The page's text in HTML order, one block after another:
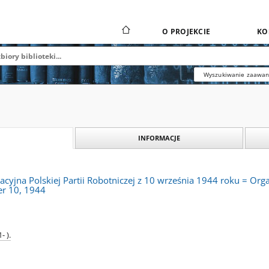
O PROJEKCIE
Wyszukiwanie
INFORMACJE
Polskiej Partii Robotniczej z 10 września 1944 roku =
10, 1944
).